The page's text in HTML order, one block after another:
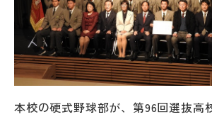
学校HP最新情報
特集
本校の硬式野球部が、第96回選抜高